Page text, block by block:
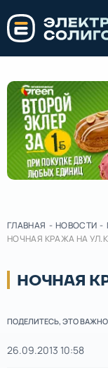
ГЛАВНАЯ - НОВОСТИ -
НОЧНАЯ КРАЖА НА
НОЧНАЯ
ПОДЕЛИТЕСЬ, ЭТО ВАЖНО
26.09.2013 10:58